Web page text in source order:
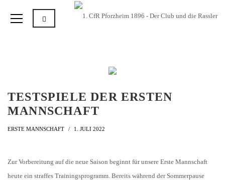
TESTSPIELE DER ERSTEN
MANNSCHAFT
ERSTE MANNSCHAFT 1. JULI 2022
Zur Vorbereitung auf die neue Saison beginnt für unsere Erste Mannschaft
heute ein straffes Trainingsprogramm. Bereits während der Sommerpause